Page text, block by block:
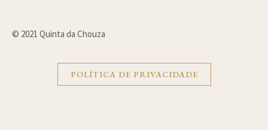
© 2021 Quinta da Chouza
POLÍTICA DE PRIVACIDADE